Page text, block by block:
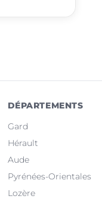
DÉPARTEMENTS
Gard
Hérault
Aude
Pyrénées-Orientales
Lozère